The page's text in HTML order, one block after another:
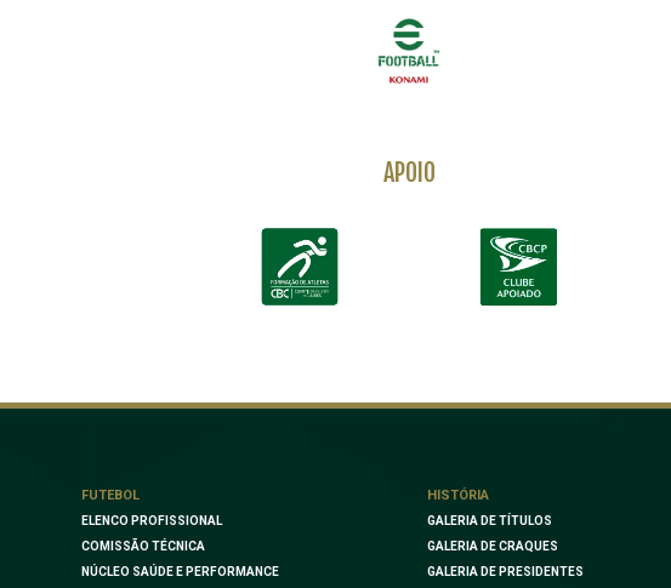
APOIO
FUTEBOL
ELENCO PROFISSIONAL
COMISSÃO TÉCNICA
NÚCLEO SAÚDE E PERFORMANCE
HISTÓRIA
GALERIA DE TÍTULOS
GALERIA DE CRAQUES
GALERIA DE PRESIDENTES